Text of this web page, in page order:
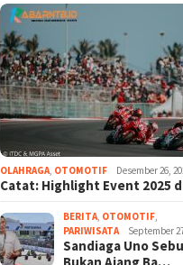
OLAHRAGA, OTOMOTIF Desember 26,
Catat: Highlight Event 2025
BERITA, OTOMOTIF,
PARIWISATA
September
Sandiaga Uno